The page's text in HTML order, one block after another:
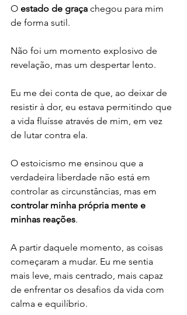
O estado de graça chegou para mim
de forma sutil.
Não foi um momento explosivo de
revelação, mas um despertar lento.
Eu me dei conta de que, ao deixar de
resistir à dor, eu estava permitindo que
a vida fluísse através de mim, em vez
de lutar contra ela.
O estoicismo me ensinou que a
verdadeira liberdade não está em
controlar as circunstâncias, mas em
controlar minha própria mente e
minhas reações.
A partir daquele momento, as coisas
começaram a mudar. Eu me sentia
mais leve, mais centrado, mais capaz
de enfrentar os desafios da vida com
calma e equilíbrio.